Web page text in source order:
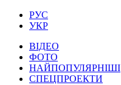
РУС
УКР
ВІДЕО
ФОТО
НАЙПОПУЛЯРНІШІ
СПЕЦПРОЕКТИ